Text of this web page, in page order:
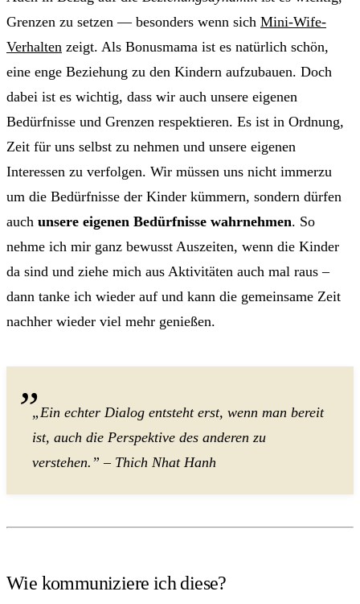
Grenzen zu setzen — besonders wenn sich Mini-Wife-
Verhalten zeigt. Als Bonusmama ist es natürlich schön,
eine enge Beziehung zu den Kindern aufzubauen. Doch
dabei ist es wichtig, dass wir auch unsere eigenen
Bedürfnisse und Grenzen respektieren. Es ist in Ordnung,
Zeit für uns selbst zu nehmen und unsere eigenen
Interessen zu verfolgen. Wir müssen uns nicht immerzu
um die Bedürfnisse der Kinder kümmern, sondern dürfen
auch unsere eigenen Bedürfnisse wahrnehmen. So
nehme ich mir ganz bewusst Auszeiten, wenn die Kinder
da sind und ziehe mich aus Aktivitäten auch mal raus –
dann tanke ich wieder auf und kann die gemeinsame Zeit
nachher wieder viel mehr genießen.
„Ein echter Dialog entsteht erst, wenn man bereit
ist, auch die Perspektive des anderen zu
verstehen.” – Thich Nhat Hanh
Wie kommuniziere ich diese?